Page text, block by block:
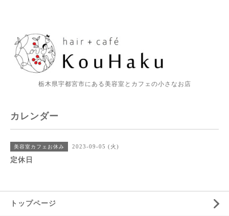
栃木県宇都宮市にある美容室とカフェの小さなお店
カレンダー
美容室カフェお休み 2023-09-05 (火)
定休日
トップページ